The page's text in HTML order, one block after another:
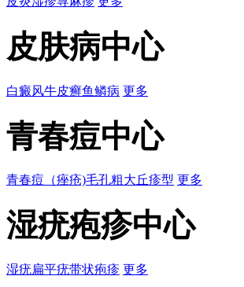
皮肤病中心
白癜风牛皮癣鱼鳞病 更多
青春痘中心
青春痘（痤疮)毛孔粗大 丘疹型 更多
湿疣疱疹中心
湿疣扁平疣带状疱疹 更多